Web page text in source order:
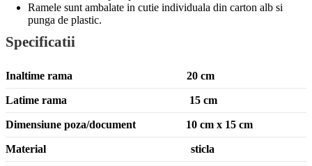
Ramele sunt ambalate in cutie individuala din carton alb si
punga de plastic.
Specificatii
Inaltime rama 20 cm
Latime rama 15 cm
Dimensiune poza/document 10 cm x 15 cm
Material sticla